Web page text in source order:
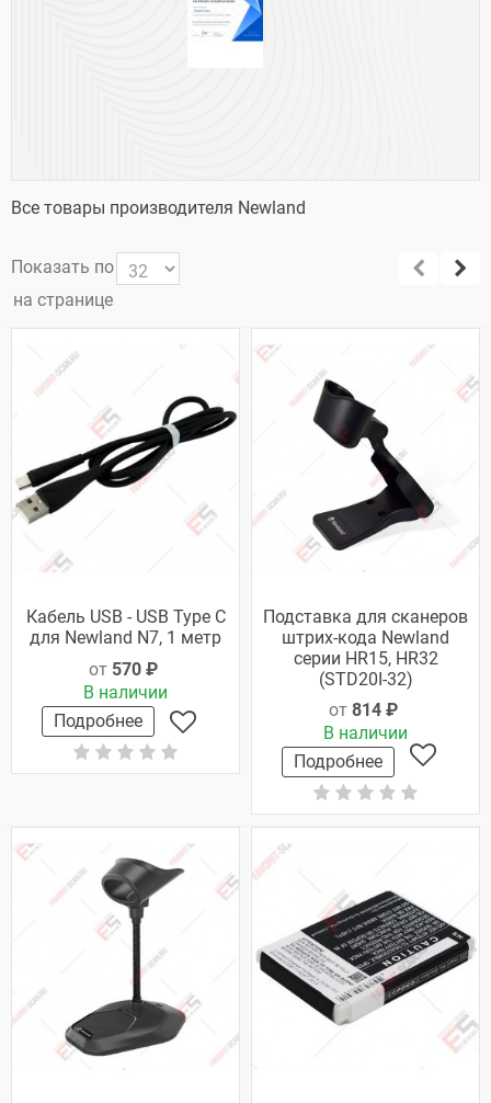
Все товары производителя Newland
Показать по
на странице
Кабель USB - USB Type C
для Newland N7, 1 метр
от 570 ₽
В наличии
Подробнее
Подставка для сканеров
штрих-кода Newland
серии HR15, HR32
(STD20I-32)
от 814 ₽
В наличии
Подробнее